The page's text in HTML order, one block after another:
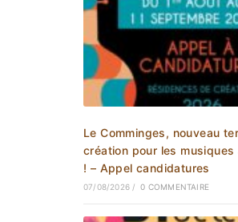
Le Comminges, nouveau
création pour les musiques
! – Appel candidatures
07/08/2026 / 0 COMMENTAIRE